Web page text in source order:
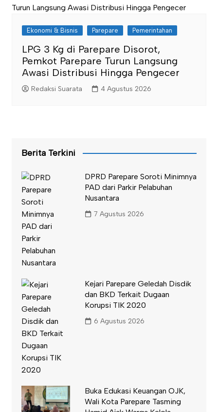
Ekonomi & Bisnis Parepare Pemerintahan
LPG 3 Kg di Parepare Disorot,
Pemkot Parepare Turun Langsung
Awasi Distribusi Hingga Pengecer
Redaksi Suarata 4 Agustus 2026
Berita Terkini
DPRD Parepare Soroti Minimnya
PAD dari Parkir Pelabuhan
Nusantara
7 Agustus 2026
Kejari Parepare Geledah Disdik
dan BKD Terkait Dugaan
Korupsi TIK 2020
6 Agustus 2026
Buka Edukasi Keuangan OJK,
Wali Kota Parepare Tasming